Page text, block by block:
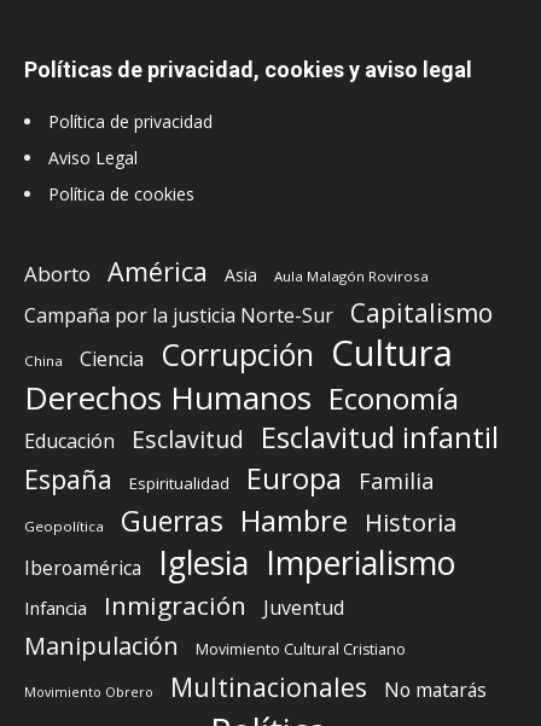
Políticas de privacidad, cookies y aviso legal
Política de privacidad
Aviso Legal
Política de cookies
Aborto América Asia Aula Malagón Rovirosa
Campaña por la justicia Norte-Sur Capitalismo
China Ciencia Corrupción Cultura
Derechos Humanos Economía
Educación Esclavitud Esclavitud infantil
España Espiritualidad Europa Familia
Geopolítica Guerras Hambre Historia
Iberoamérica Iglesia Imperialismo
Infancia Inmigración Juventud
Manipulación Movimiento Cultural Cristiano
Movimiento Obrero Multinacionales
No matarás